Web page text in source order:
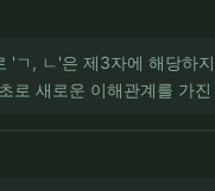
ㄱ, ㄴ'은 제3자에 해당하
로 새로운 이해관계를 가